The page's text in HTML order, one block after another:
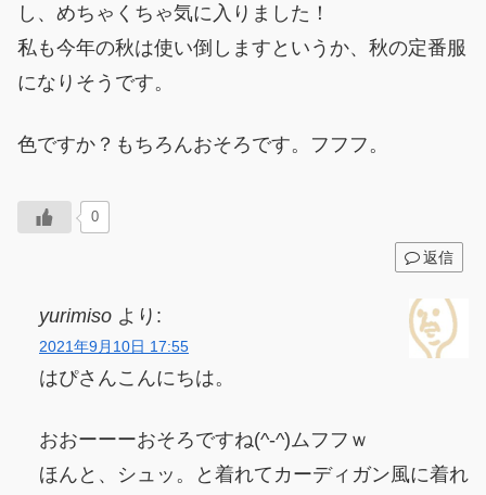
し、めちゃくちゃ気に入りました！
私も今年の秋は使い倒しますというか、秋の定番服
になりそうです。
色ですか？もちろんおそろです。フフフ。
0
返信
yurimiso より:
2021年9月10日 17:55
はぴさんこんにちは。
おおーーーおそろですね(^-^)ムフフｗ
ほんと、シュッ。と着れてカーディガン風に着れ